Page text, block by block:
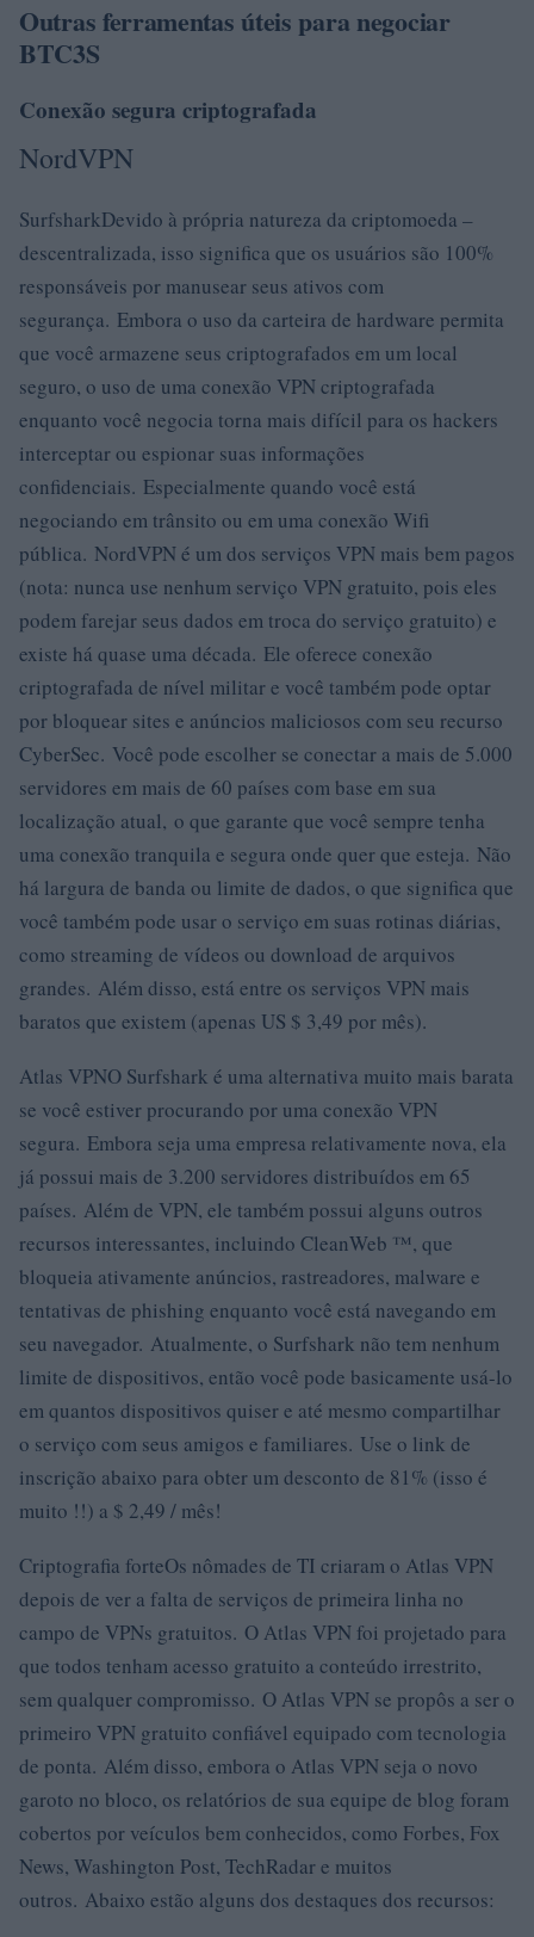
Outras ferramentas úteis para negociar
BTC3S
Conexão segura criptografada
NordVPN
SurfsharkDevido à própria natureza da criptomoeda –
descentralizada, isso significa que os usuários são 100%
responsáveis ​​por manusear seus ativos com
segurança. Embora o uso da carteira de hardware permita
que você armazene seus criptografados em um local
seguro, o uso de uma conexão VPN criptografada
enquanto você negocia torna mais difícil para os hackers
interceptar ou espionar suas informações
confidenciais. Especialmente quando você está
negociando em trânsito ou em uma conexão Wifi
pública. NordVPN é um dos serviços VPN mais bem pagos
(nota: nunca use nenhum serviço VPN gratuito, pois eles
podem farejar seus dados em troca do serviço gratuito) e
existe há quase uma década. Ele oferece conexão
criptografada de nível militar e você também pode optar
por bloquear sites e anúncios maliciosos com seu recurso
CyberSec. Você pode escolher se conectar a mais de 5.000
servidores em mais de 60 países com base em sua
localização atual, o que garante que você sempre tenha
uma conexão tranquila e segura onde quer que esteja. Não
há largura de banda ou limite de dados, o que significa que
você também pode usar o serviço em suas rotinas diárias,
como streaming de vídeos ou download de arquivos
grandes. Além disso, está entre os serviços VPN mais
baratos que existem (apenas US $ 3,49 por mês).
Atlas VPNO Surfshark é uma alternativa muito mais barata
se você estiver procurando por uma conexão VPN
segura. Embora seja uma empresa relativamente nova, ela
já possui mais de 3.200 servidores distribuídos em 65
países. Além de VPN, ele também possui alguns outros
recursos interessantes, incluindo CleanWeb ™, que
bloqueia ativamente anúncios, rastreadores, malware e
tentativas de phishing enquanto você está navegando em
seu navegador. Atualmente, o Surfshark não tem nenhum
limite de dispositivos, então você pode basicamente usá-lo
em quantos dispositivos quiser e até mesmo compartilhar
o serviço com seus amigos e familiares. Use o link de
inscrição abaixo para obter um desconto de 81% (isso é
muito !!) a $ 2,49 / mês!
Criptografia forteOs nômades de TI criaram o Atlas VPN
depois de ver a falta de serviços de primeira linha no
campo de VPNs gratuitos. O Atlas VPN foi projetado para
que todos tenham acesso gratuito a conteúdo irrestrito,
sem qualquer compromisso. O Atlas VPN se propôs a ser o
primeiro VPN gratuito confiável equipado com tecnologia
de ponta. Além disso, embora o Atlas VPN seja o novo
garoto no bloco, os relatórios de sua equipe de blog foram
cobertos por veículos bem conhecidos, como Forbes, Fox
News, Washington Post, TechRadar e muitos
outros. Abaixo estão alguns dos destaques dos recursos: